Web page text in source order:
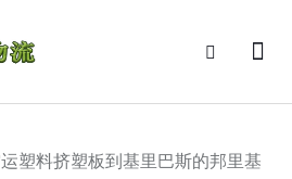
塑料挤塑板到基里巴斯的邦里基